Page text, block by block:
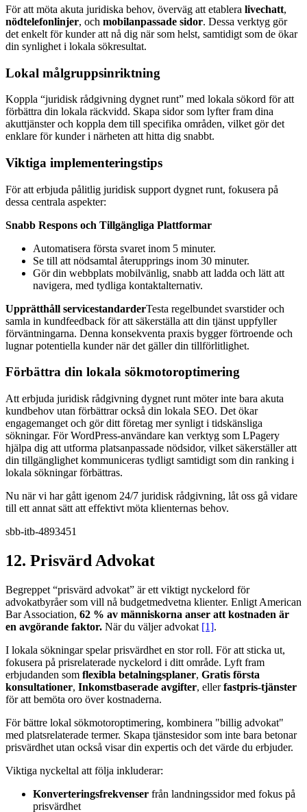
För att möta akuta juridiska behov, överväg att etablera livechatt,
nödtelefonlinjer, och mobilanpassade sidor. Dessa verktyg gör
det enkelt för kunder att nå dig när som helst, samtidigt som de ökar
din synlighet i lokala sökresultat.
Lokal målgruppsinriktning
Koppla “juridisk rådgivning dygnet runt” med lokala sökord för att
förbättra din lokala räckvidd. Skapa sidor som lyfter fram dina
akuttjänster och koppla dem till specifika områden, vilket gör det
enklare för kunder i närheten att hitta dig snabbt.
Viktiga implementeringstips
För att erbjuda pålitlig juridisk support dygnet runt, fokusera på
dessa centrala aspekter:
Snabb Respons och Tillgängliga Plattformar
Automatisera första svaret inom 5 minuter.
Se till att nödsamtal återupprings inom 30 minuter.
Gör din webbplats mobilvänlig, snabb att ladda och lätt att
navigera, med tydliga kontaktalternativ.
Upprätthåll servicestandarderTesta regelbundet svarstider och
samla in kundfeedback för att säkerställa att din tjänst uppfyller
förväntningarna. Denna konsekventa praxis bygger förtroende och
lugnar potentiella kunder när det gäller din tillförlitlighet.
Förbättra din lokala sökmotoroptimering
Att erbjuda juridisk rådgivning dygnet runt möter inte bara akuta
kundbehov utan förbättrar också din lokala SEO. Det ökar
engagemanget och gör ditt företag mer synligt i tidskänsliga
sökningar. För WordPress-användare kan verktyg som LPagery
hjälpa dig att utforma platsanpassade nödsidor, vilket säkerställer att
din tillgänglighet kommuniceras tydligt samtidigt som din ranking i
lokala sökningar förbättras.
Nu när vi har gått igenom 24/7 juridisk rådgivning, låt oss gå vidare
till ett annat sätt att effektivt möta klienternas behov.
sbb-itb-4893451
12. Prisvärd Advokat
Begreppet “prisvärd advokat” är ett viktigt nyckelord för
advokatbyråer som vill nå budgetmedvetna klienter. Enligt American
Bar Association, 62 % av människorna anser att kostnaden är
en avgörande faktor. När du väljer advokat [1].
I lokala sökningar spelar prisvärdhet en stor roll. För att sticka ut,
fokusera på prisrelaterade nyckelord i ditt område. Lyft fram
erbjudanden som flexibla betalningsplaner, Gratis första
konsultationer, Inkomstbaserade avgifter, ellerfastpris-tjänster
för att bemöta oro över kostnaderna.
För bättre lokal sökmotoroptimering, kombinera "billig advokat"
med platsrelaterade termer. Skapa tjänstesidor som inte bara betonar
prisvärdhet utan också visar din expertis och det värde du erbjuder.
Viktiga nyckeltal att följa inkluderar:
Konverteringsfrekvenser från landningssidor med fokus på
prisvärdhet